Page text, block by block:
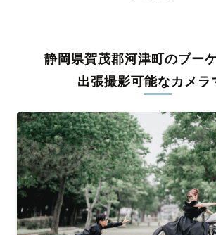
料金は全国どこでも一律。わかりやすく安心
リジナルの研修と厳正な審査に合格し、撮影
ィを身につけたプロのカメラマンが全国47都
験をお届けします。
丁寧なレタッチで思い出を美しく仕上げ
撮影後は、独自の編集技術で写真の明るさ
整。自然な雰囲気を残しつつも、おしゃれで
に。きっと「こんな写真を撮ってほしかった
出会えます。まずは、ラブグラフの撮影事例
静岡県賀茂郡河津町のブー
出張撮影可能なカメラ